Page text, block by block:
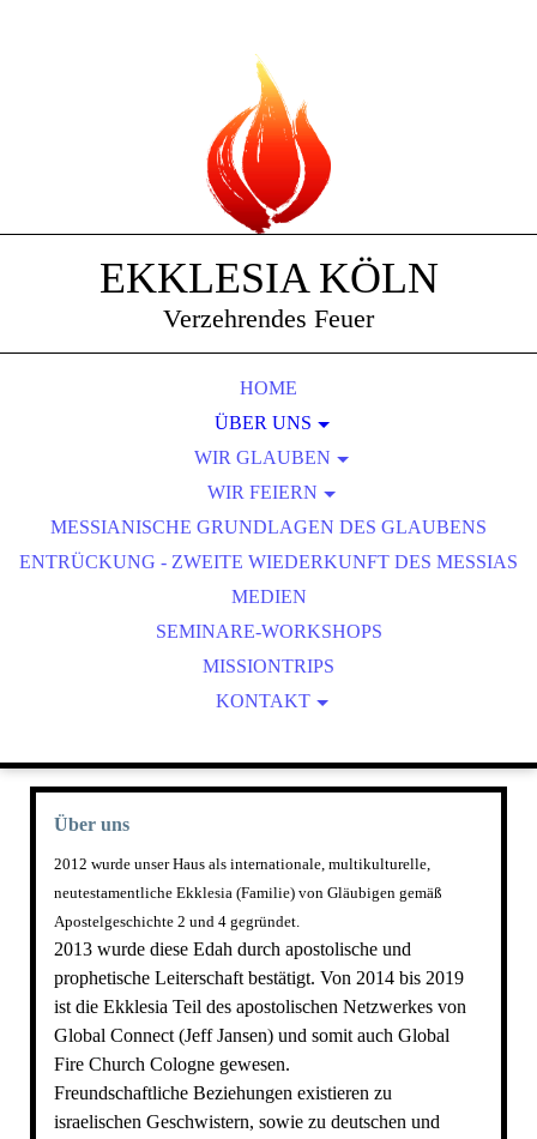
EKKLESIA KÖLN
Verzehrendes Feuer
HOME
ÜBER UNS
LEITUNG
DIENSTE, DIE WIR UNTERSTÜTZEN
WIR GLAUBEN
DIE VISION
WIR FEIERN
FRÜHLINGSFESTE
HERBSTFESTE
BIBLISCHE FESTE
ROSH CHODESH
MESSIANISCHE GRUNDLAGEN DES GLAUBENS
ENTRÜCKUNG - ZWEITE WIEDERKUNFT DES MESSIAS
MEDIEN
SEMINARE-WORKSHOPS
MISSIONTRIPS
KONTAKT
DATENSCHUTZ
Über uns
2012 wurde unser Haus als internationale, multikulturelle,
neutestamentliche Ekklesia (Familie) von Gläubigen gemäß
Apostelgeschichte 2 und 4 gegründet.
2013 wurde diese Edah durch apostolische und
prophetische Leiterschaft bestätigt. Von 2014 bis 2019
ist die Ekklesia Teil des apostolischen Netzwerkes von
Global Connect (Jeff Jansen)und somit auch Global
Fire Church Cologne gewesen.
Freundschaftliche Beziehungen existieren zu
israelischen Geschwistern, sowie zu deutschen und